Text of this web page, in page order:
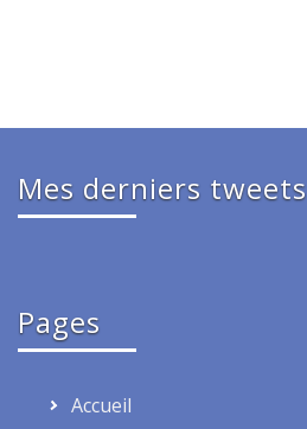
Mes derniers tweets
Pages
Accueil